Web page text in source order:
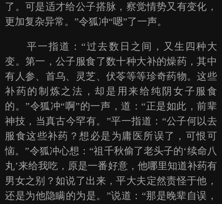
了。可是适才给公子搭脉，察觉情势又有变化，
更加复杂异常。”令狐冲“嗯”了一声。
平一指道：“过去数日之间，又生四种大
变。第一，公子服食了数十种大补的燥药，其中
有人参、首乌、灵芝、伏苓等等珍奇药物。这些
补药的制炼之法，却是用来给纯阴女子服食
的。”令狐冲“啊”的一声，道：“正是如此，前辈
神技，当真古今罕有。”平一指道：“公子何以去
服食这些补药？想必是为庸医所误了，可恨可
恼。”令狐冲心想：“祖千秋偷了老头子的‘续命八
丸’来给我吃，原是一番好意，他哪里知道补药有
男女之别？如说了出来，平大夫定然责怪于他，
还是为他隐瞒的为是。”说道：“那是晚辈自误，